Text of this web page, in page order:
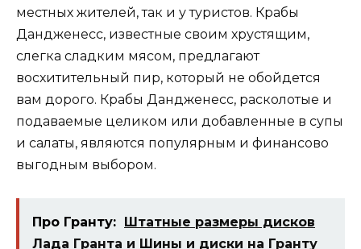
местных жителей, так и у туристов. Крабы
Дандженесс, известные своим хрустящим,
слегка сладким мясом, предлагают
восхитительный пир, который не обойдется
вам дорого. Крабы Дандженесс, расколотые и
подаваемые целиком или добавленные в супы
и салаты, являются популярным и финансово
выгодным выбором.
Про Гранту: Штатные размеры дисков
Лада Гранта и Шины и диски на Гранту